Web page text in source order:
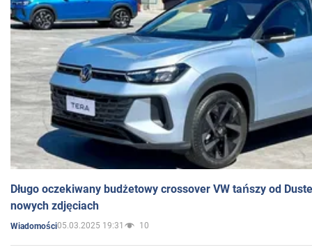
Długo oczekiwany budżetowy crossover VW tańszy od
nowych zdjęciach
Wiadomości05.03.2025 19:31 10